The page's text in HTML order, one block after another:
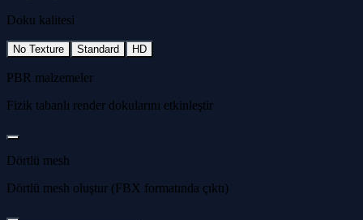
Doku kalitesi
No Texture Standard HD
PBR malzemeler
Fizik tabanlı render dokularını etkinleştir
Dörtlü mesh
Dörtlü mesh oluştur (FBX formatında çıktı)